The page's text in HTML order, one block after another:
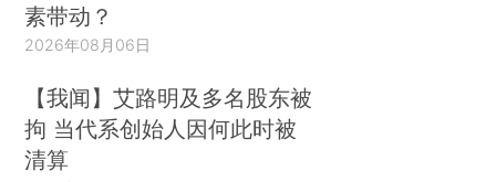
素带动？
2026年08月06日
【我闻】艾路明及多名股东被
拘 当代系创始人因何此时被
清算